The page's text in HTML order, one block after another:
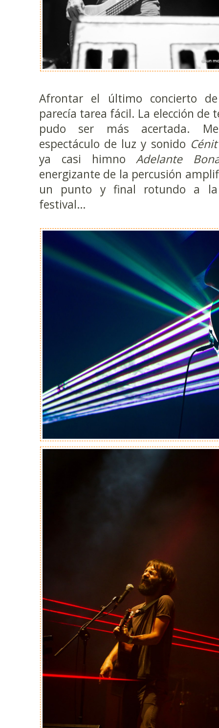
Afrontar el último concierto
parecía tarea fácil. La elección de
pudo ser más acertada.
espectáculo de luz y sonido Cénit
ya casi himnoAdelante
energizante de la percusión
un punto y final rotundo a la
festival…